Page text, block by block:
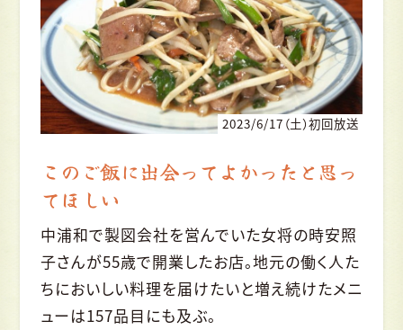
2023/6/17（土）初回放送
このご飯に出会ってよかったと思っ
てほしい
中浦和で製図会社を営んでいた女将の時安照
子さんが55歳で開業したお店。地元の働く人た
ちにおいしい料理を届けたいと増え続けたメニ
ューは157品目にも及ぶ。